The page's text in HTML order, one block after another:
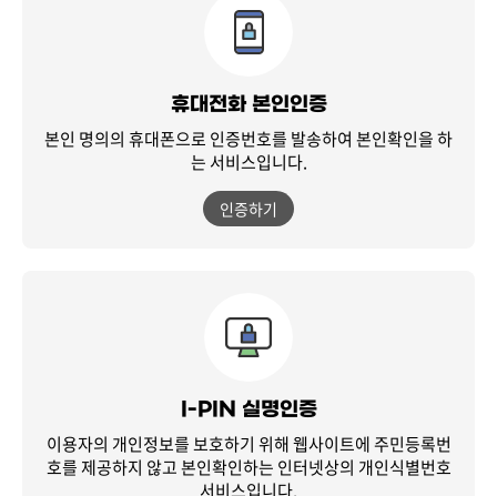
휴대전화 본인인증
본인 명의의 휴대폰으로 인증번호를 발송하여 본인확인을 하
는 서비스입니다.
인증하기
I-PIN 실명인증
이용자의 개인정보를 보호하기 위해 웹사이트에 주민등록번
호를 제공하지 않고본인확인하는 인터넷상의 개인식별번호
서비스입니다.